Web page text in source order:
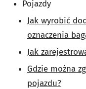
Pojazdy
Jak wyrobić
oznaczenia
Jak
Gdzie można
pojazdu?